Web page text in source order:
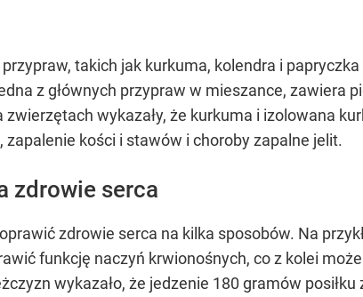
takich jak kurkuma, kolendra i
z głównych przypraw w mieszance, zawiera
wykazały, że kurkuma i izolowana
kości i stawów i choroby zapalne jelit.
zdrowie serca
zdrowie serca na kilka sposobów. Na
funkcję naczyń krwionośnych, co z kolei
wykazało, że jedzenie 180 gramów